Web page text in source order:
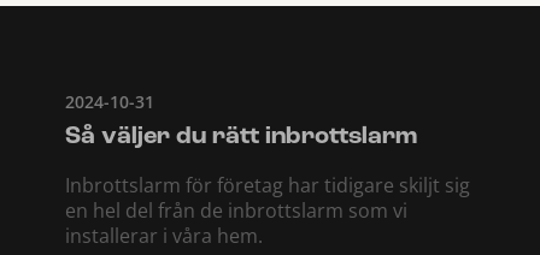
2024-10-31
Så väljer du rätt inbrottslarm
Inbrottslarm för företag har tidigare skiljt sig
en hel del från de inbrottslarm som vi
installerar i våra hem.